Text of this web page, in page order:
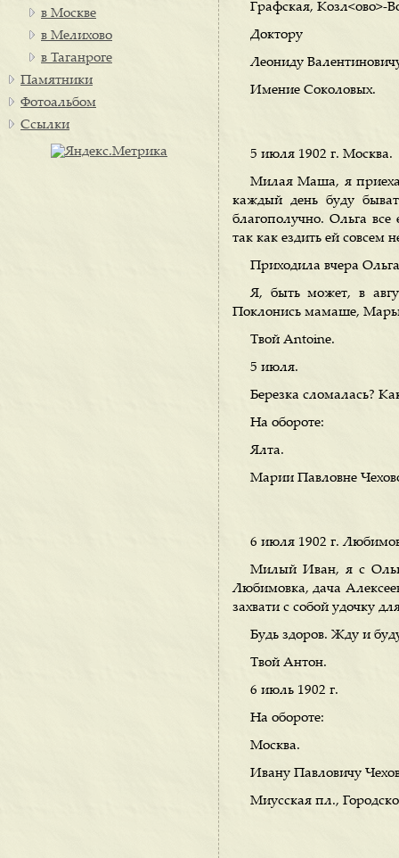
Графская, Козл<ово>-
Доктору
Леониду
Имение Соколовых.
5 июля 1902 г. Москва.
Милая Маша, я
каждый день буду
благополучно. Ольга
так как ездить ей совсем
Приходила вчера
Я, быть может, в
Поклонись мамаше,
Твой Antoine.
5 июля.
Березка сломалась?
На обороте:
Ялта.
Марии Павловне
6 июля 1902 г.
Милый Иван, я с
Любимовка, дача
захвати с собой удочку
Будь здоров. Жду и
Твой Антон.
6 июль 1902 г.
На обороте:
Москва.
Ивану Павловичу
Миусская пл.,
в Москве
в Мелихово
в Таганроге
Памятники
Фотоальбом
Ссылки